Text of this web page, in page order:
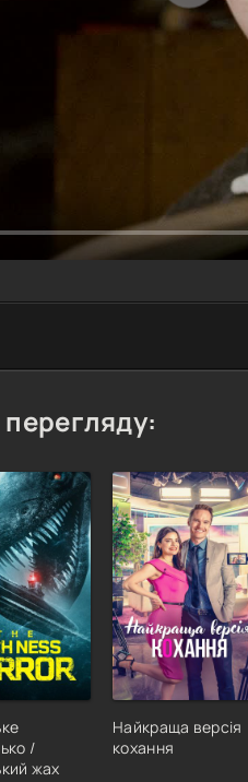
/
жах
Найкраща версія
кохання